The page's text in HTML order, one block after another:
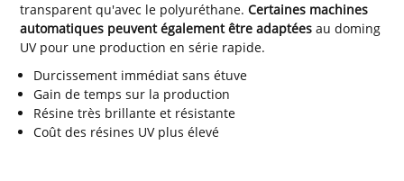
transparent qu'avec le polyuréthane.Certaines machines
automatiques peuvent également être adaptées au doming
UV pour une production en série rapide.
Durcissement immédiat sans étuve
Gain de temps sur la production
Résine très brillante et résistante
Coût des résines UV plus élevé